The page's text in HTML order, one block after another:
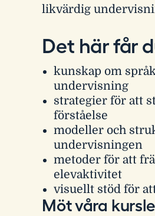
likvärdig
Det här får
kunskap om
undervisning
strategier för att
förståelse
modeller och
undervisningen
metoder för att
elevaktivitet
visuellt stöd för
Möt våra